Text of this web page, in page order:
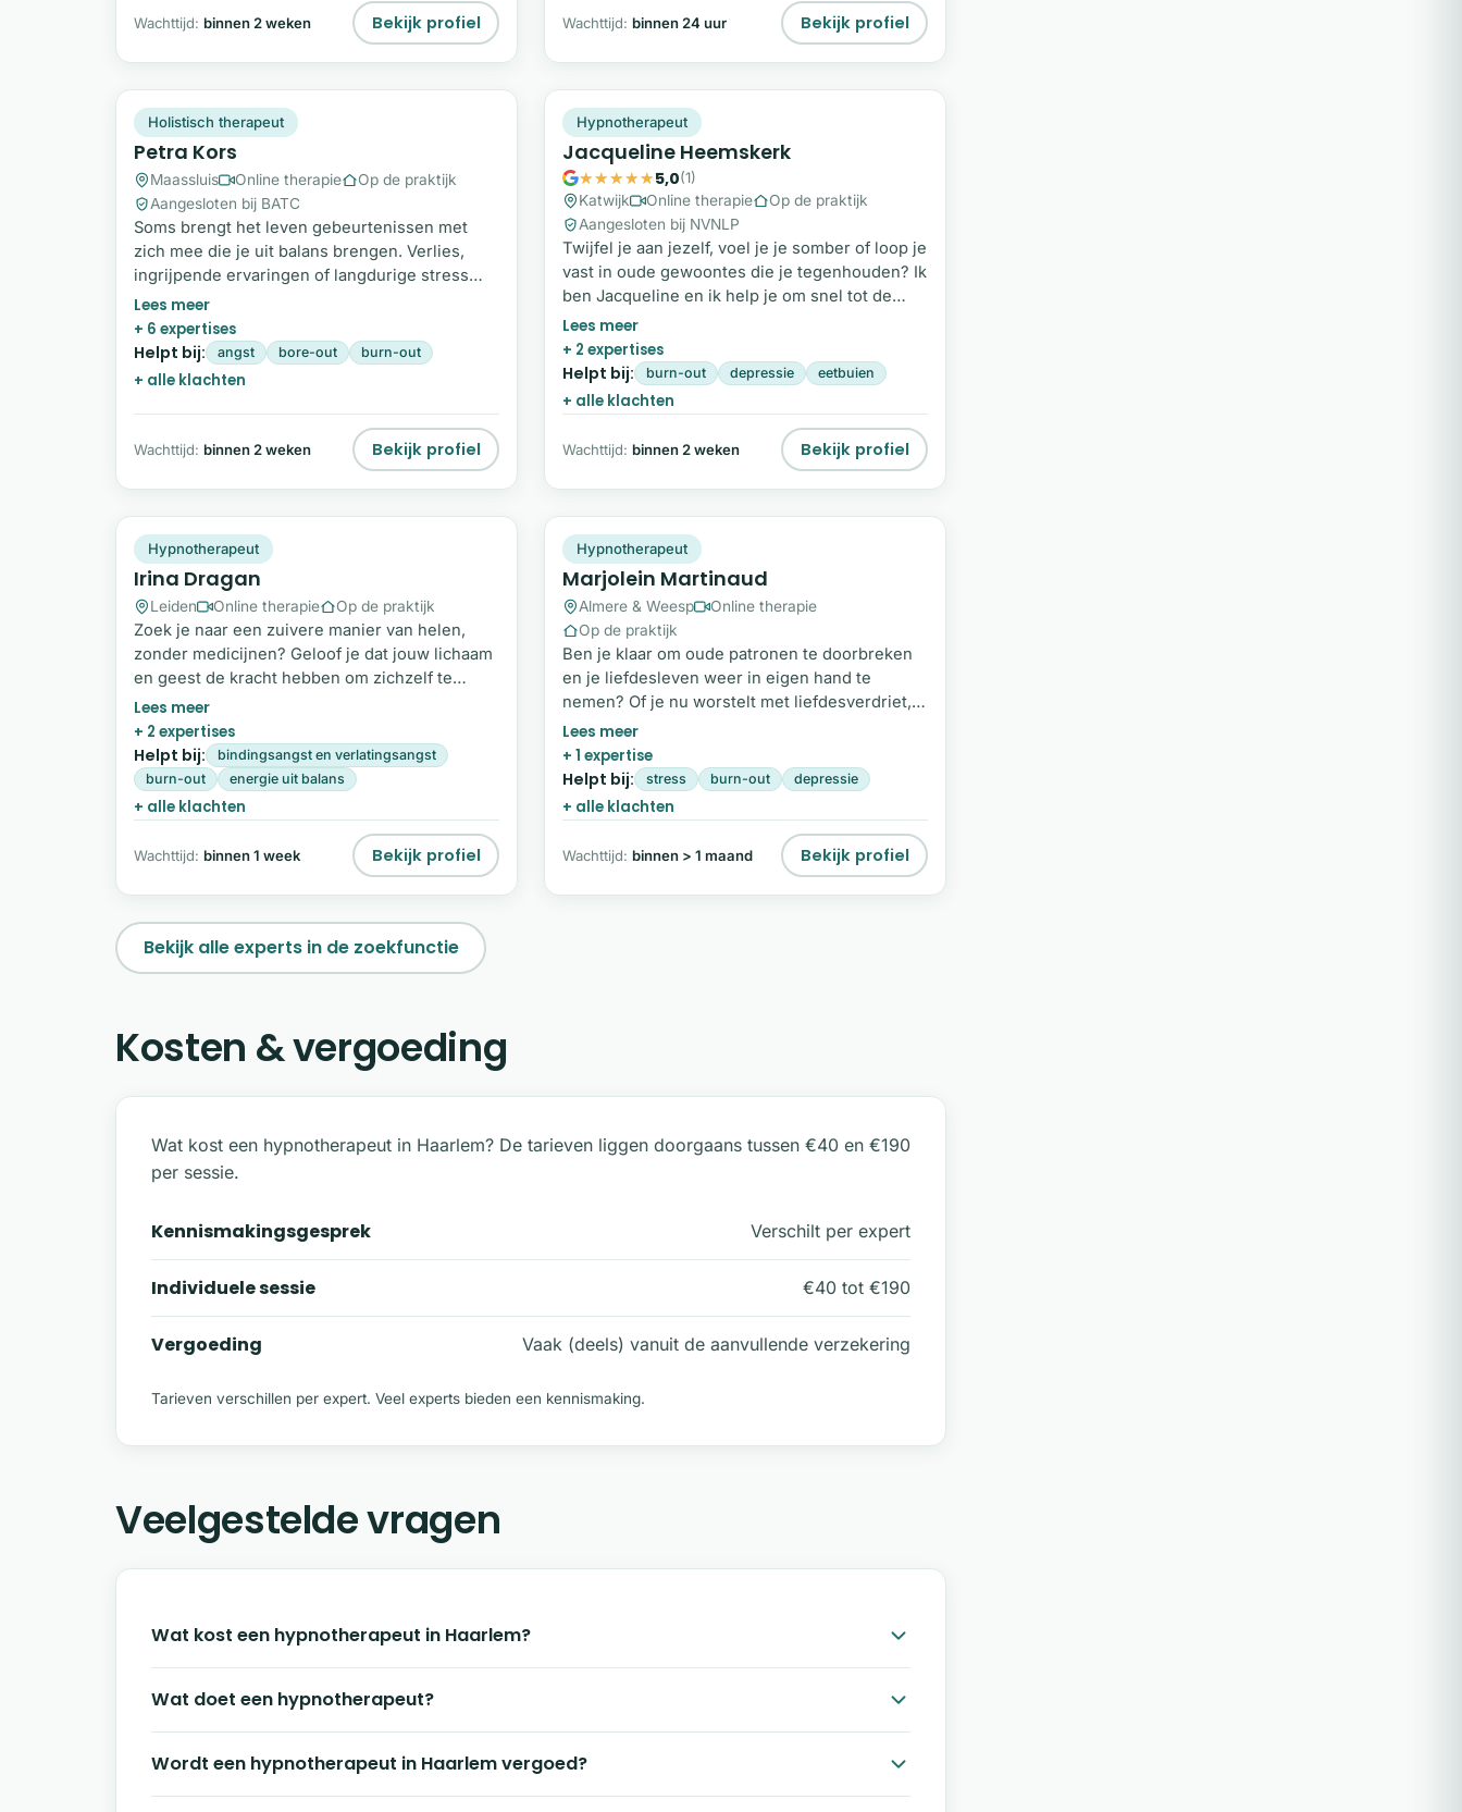
getogen Amsterdamse ben ik een trotse
partner en moeder van twee kinderen.
Wachttijd: binnen 2 weken Bekijk profiel Wachttijd: binnen 24 uur Bekijk profiel
PK
Plek beschikbaar
Holistisch therapeut
Petra Kors
Maassluis Online therapie
Op de praktijk
Aangesloten bij BATC
Soms brengt het leven gebeurtenissen met
zich mee die je uit balans brengen. Verlies,
ingrijpende ervaringen of langdurige stress
kunnen ervoor zorgen dat je vastloopt en het
gevoel hebt dat het leven zwaar is geworden.
Als holistisch therapeut begeleid ik
volwassenen en kinderen vanaf acht jaar bij het
kijken we naar wat er werkelijk speelt, niet
alleen naar de klacht, maar naar jou als geheel.
+ 6 expertises
Helpt bij: angst bore-out burn-out
+ alle klachten
Wachttijd: binnen 2 weken Bekijk profiel
Plek beschikbaar
Hypnotherapeut
Jacqueline Heemskerk
5,0(1)
Katwijk
Online therapie
Op de praktijk
Aangesloten bij NVNLP
Twijfel je aan jezelf, voel je je somber of loop je
vast in oude gewoontes die je tegenhouden? Ik
ben Jacqueline en ik help je om snel tot de
kern van je klacht te komen, zodat je weer grip
krijgt op je leven. Met ruim 30 jaar ervaring
werk ik met een combinatie van hypnotherapie,
NLP, systemisch werk en de nieuwste,
snelwerkende Mental Space Psychology©-
methodieken.
+ 2 expertises
Helpt bij: burn-out depressie eetbuien
+ alle klachten
Wachttijd: binnen 2 weken Bekijk profiel
Snel beschikbaar
Hypnotherapeut
Irina Dragan
Leiden Online therapie Op de praktijk
Zoek je naar een zuivere manier van helen,
zonder medicijnen? Geloof je dat jouw lichaam
en geest de kracht hebben om zichzelf te
herstellen, maar heb je begeleiding nodig om
die kracht aan te boren? Mijn naam is Irina
Dragan. Na een jarenlange carrière als analist
in biochemisch onderzoek, besloot ik in 2021
het roer om te gooien. Ik verruilde het
laboratorium voor de praktijkruimte en werd
hypnotherapeut en heler.
+ 2 expertises
Helpt bij:
bindingsangst en verlatingsangst
burn-out
energie uit balans
+ alle klachten
Wachttijd: binnen 1 week Bekijk profiel
Plek beschikbaar
Hypnotherapeut
Marjolein Martinaud
Almere & Weesp
Online therapie
Op de praktijk
Ben je klaar om oude patronen te doorbreken
en je liefdesleven weer in eigen hand te
nemen? Of je nu worstelt met liefdesverdriet,
vastzit in een relatie of jezelf opnieuw wilt
uitvinden: verandering is dichterbij dan je
denkt. Mijn naam is Marjolein Martinaud. Als
gepassioneerde liefdescoach, schrijfster,
podcaster en Master in (hypno)therapie en
relatiecoaching help ik mensen om hun hart te
helen en vol vertrouwen de toekomst
tegemoet te treden.
+ 1 expertise
Helpt bij: stress burn-out depressie
+ alle klachten
Wachttijd: binnen > 1 maand Bekijk profiel
Bekijk alle experts in de zoekfunctie
Kosten & vergoeding
Wat kost een hypnotherapeut in Haarlem? De tarieven liggen doorgaans tussen €40 en €190
per sessie.
Kennismakingsgesprek Verschilt per expert
Individuele sessie €40 tot €190
Vergoeding Vaak (deels) vanuit de aanvullende verzekering
Tarieven verschillen per expert. Veel experts bieden een kennismaking.
Veelgestelde vragen
Wat kost een hypnotherapeut in Haarlem?
Wat doet een hypnotherapeut?
Wordt een hypnotherapeut in Haarlem vergoed?